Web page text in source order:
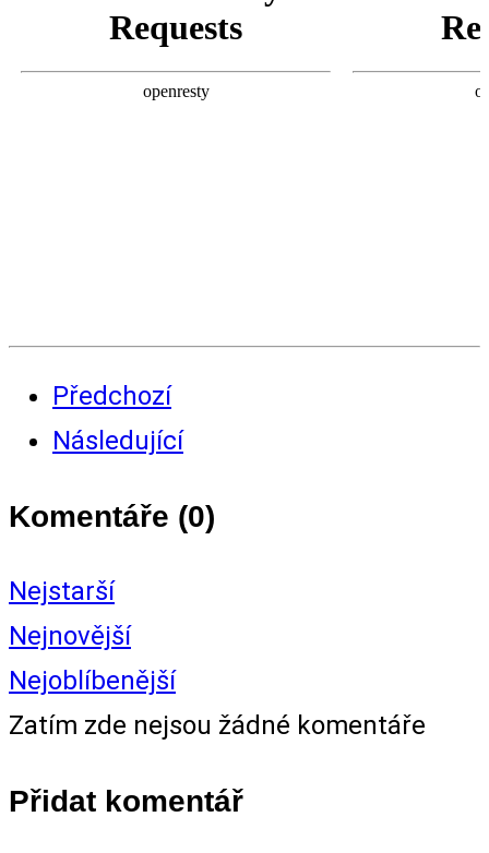
Předchozí
Následující
Komentáře (0)
Nejstarší
Nejnovější
Nejoblíbenější
Zatím zde nejsou žádné komentáře
Přidat komentář